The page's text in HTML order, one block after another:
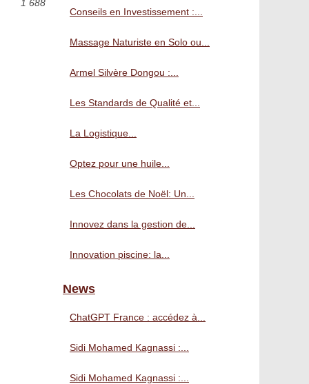
1 688
Conseils en Investissement :...
Massage Naturiste en Solo ou...
Armel Silvère Dongou :...
Les Standards de Qualité et...
La Logistique...
Optez pour une huile...
Les Chocolats de Noël: Un...
Innovez dans la gestion de...
Innovation piscine: la...
News
ChatGPT France : accédez à...
Sidi Mohamed Kagnassi :...
Sidi Mohamed Kagnassi :...